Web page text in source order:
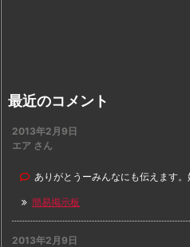
最近のコメント
2013年2月9日
エア さん
ありがとうーみんなにも伝えます
簡易掲示板
2013年2月9日